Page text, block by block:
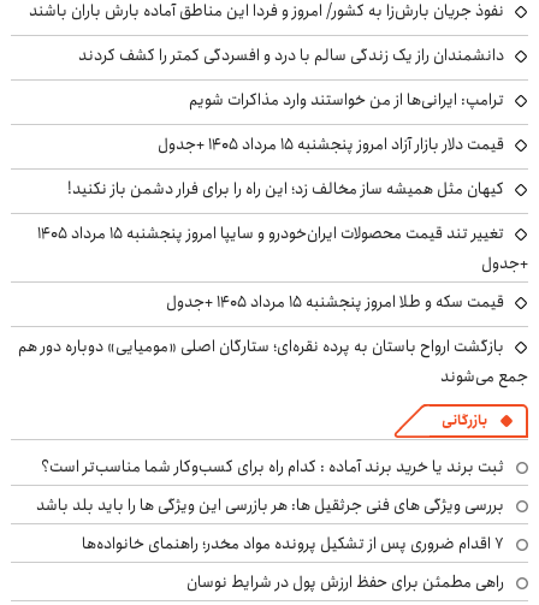
نفوذ جریان بارش‌زا به کشور/ امروز و فردا این مناطق آماده بارش باران باشند
دانشمندان راز یک زندگی سالم با درد و افسردگی کمتر را کشف کردند
ترامپ: ایرانی‌ها از من خواستند وارد مذاکرات شویم
قیمت دلار بازار آزاد امروز پنجشنبه ۱۵ مرداد ۱۴۰۵ +جدول
کیهان مثل همیشه ساز مخالف زد؛ این راه را برای فرار دشمن باز نکنید!
تغییر تند قیمت محصولات ایران‌خودرو و سایپا امروز پنجشنبه ۱۵ مرداد ۱۴۰۵
+جدول
قیمت سکه و طلا امروز پنجشنبه ۱۵ مرداد ۱۴۰۵ +جدول
بازگشت ارواح باستان به پرده نقره‌ای؛ ستارگان اصلی «مومیایی» دوباره دور هم
جمع می‌شوند
بازرگانی
ثبت برند یا خرید برند آماده : کدام راه برای کسب‌وکار شما مناسب‌تر است؟
بررسی ویژگی های فنی جرثقیل ها: هر بازرسی این ویژگی ها را باید بلد باشد
۷ اقدام ضروری پس از تشکیل پرونده مواد مخدر؛ راهنمای خانواده‌ها
راهی مطمئن برای حفظ ارزش پول در شرایط نوسان